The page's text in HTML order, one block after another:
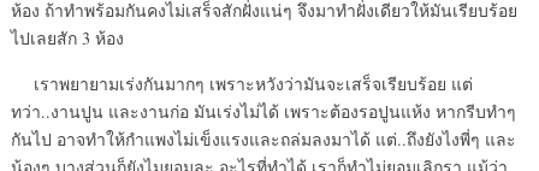
ห้อง ถ้าทำพร้อมกันคงไม่เสร็จสักฝั่งแน่ๆ จึงมาทำฝั่งเดียวให้มันเรียบร้อย
ไปเลยสัก 3 ห้อง
เราพยายามเร่งกันมากๆ เพราะหวังว่ามันจะเสร็จเรียบร้อย แต่
ทว่า..งานปูน และงานก่อ มันเร่งไม่ได้ เพราะต้องรอปูนแห้ง หากรีบทำๆ
กันไป อาจทำให้กำแพงไม่เข็งแรงและถล่มลงมาได้ แต่..ถึงยังไงพี่ๆ และ